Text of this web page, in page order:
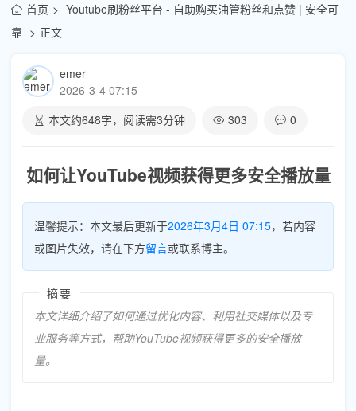
首页
Youtube刷粉丝平台 - 自助购买油管粉丝和点赞 | 安全可
靠
正文
emer
2026-3-4 07:15
本文约648字，阅读需3分钟 303 0
如何让YouTube视频获得更多安全播放量
温馨提示：本文最后更新于2026年3月4日 07:15，若内容
或图片失效，请在下方留言或联系博主。
摘要
本文详细介绍了如何通过优化内容、利用社交媒体以及专
业服务等方式，帮助YouTube视频获得更多的安全播放
量。